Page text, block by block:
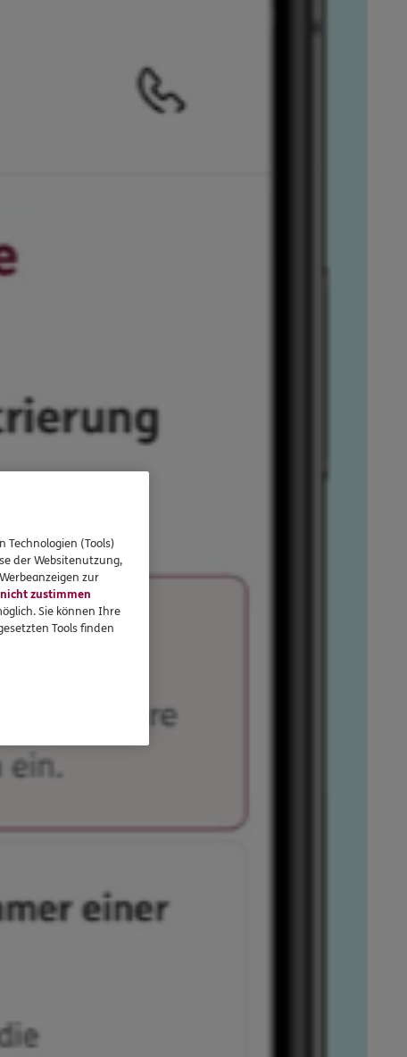
Technologien (Tools)
der Websitenutzung,
zur
nicht zustimmen
Sie können Ihre
Tools finden